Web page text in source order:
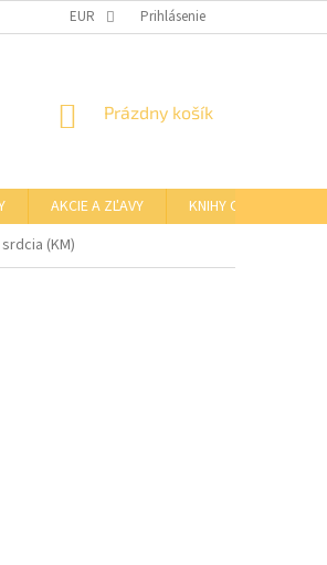
OTVÁRACIE HODINY KAMENNEJ PREDAJNE
EUR Prihlásenie
NÁKUPNÝ
Prázdny košík
AKCIE A ZĽAVY
KNIHY O BARFE
(KM)